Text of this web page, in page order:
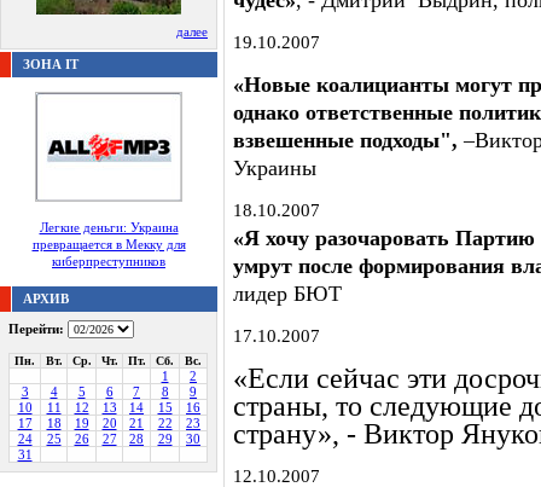
далее
ЗОНА IT
Легкие деньги: Украина
превращается в Мекку для
киберпреступников
АРХИВ
Перейти:
Пн. Вт. Ср. Чт. Пт. Сб. Вс.
1
2
3
4 5 6 7 8
9
10
11 12 13 14 15
16
17
18 19 20 21 22
23
24
25 26 27 28 29
30
31
19.10.2007
«Новые коалицианты могут
однако ответственные
взвешенные подходы",
Украины
18.10.2007
«Я хочу разочаровать
умрут после формирования
лидер БЮТ
17.10.2007
«Если сейчас эти
страны, то следующие
страну», - Виктор
12.10.2007